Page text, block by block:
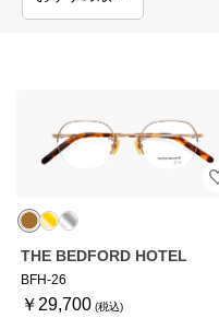
THE BEDFORD HOTEL
BFH-26
￥29,700